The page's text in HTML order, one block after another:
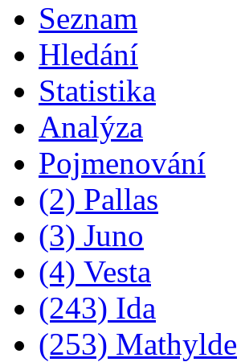
Seznam
Hledání
Statistika
Analýza
Pojmenování
(2) Pallas
(3) Juno
(4) Vesta
(243) Ida
(253) Mathylde